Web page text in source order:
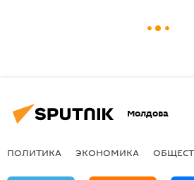
Молдова
ПОЛИТИКА ЭКОНОМИКА